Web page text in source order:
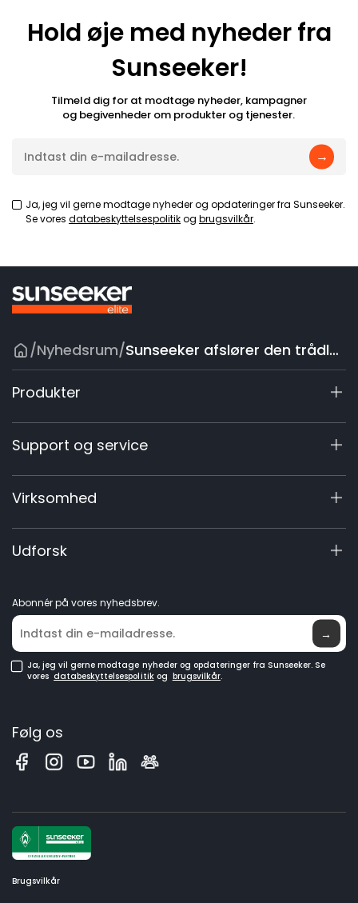
Hold øje med nyheder fra
Sunseeker!
Tilmeld dig for at modtage nyheder, kampagner
og begivenheder om produkter og tjenester.
→
Ja, jeg vil gerne modtage nyheder og opdateringer fra Sunseeker.
Se vores databeskyttelsespolitikog brugsvilkår.
/Nyhedsrum/ Sunseeker afslører den trådløse robotplæneklipper Orion X7, der tager plænepleje til næste niveau
Produkter
X7 / X7 Plus Gen 2
X9-serien
X5 Gen 2
X3 Gen 2
Tilbehør
Robotplæneklippere
Robotplæneklippere uden afgrænsningskabel
Support og service
Supportcenter
Registrering af garanti
Produktforespørgsel
Manualer og videoer
Virksomhed
Om os
Elite Lab
Hvor den kan købes
Udforsk
Abonnér på vores nyhedsbrev.
→
Ja, jeg vil gerne modtage nyheder og opdateringer fra Sunseeker. Se
vores databeskyttelsespolitikog brugsvilkår.
Følg os
Brugsvilkår